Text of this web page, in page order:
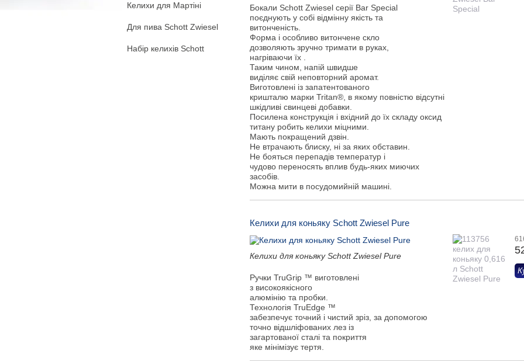
Келихи для Мартіні
Для пива Schott Zwiesel
Набір келихів Schott
Бокали Schott Zwiesel серії Bar Special
поєднують у собі відмінну якість та
витонченість.
Форма і особливо витончене скло
дозволяють зручно тримати в руках,
нагріваючи їх .
Таким чином, напій швидше
виділяє свій неповторний аромат.
Виготовлені із запатентованого
кришталю марки Tritan®, в якому повністю відсутні
шкідливі свинцеві добавки.
Посилена конструкція і вхідний до їх складу оксид
титану робить келихи міцними.
Мають покращений дзвін.
Не втрачають блиску, ні за яких обставин.
Не бояться перепадів температур і
чудово переносять вплив будь-яких миючих
засобів.
Можна мити в посудомийній машині.
Келихи для коньяку Schott Zwiesel Pure
Келихи для коньяку Schott Zwiesel Pure
Ручки TruGrip ™ виготовлені
з високоякісного
алюмінію та пробки.
Технологія TruEdge ™
забезпечує точний і чистий зріз, за допомогою
точно відшліфованих лез із
загартованої сталі та покриття
яке мінімізує тертя.